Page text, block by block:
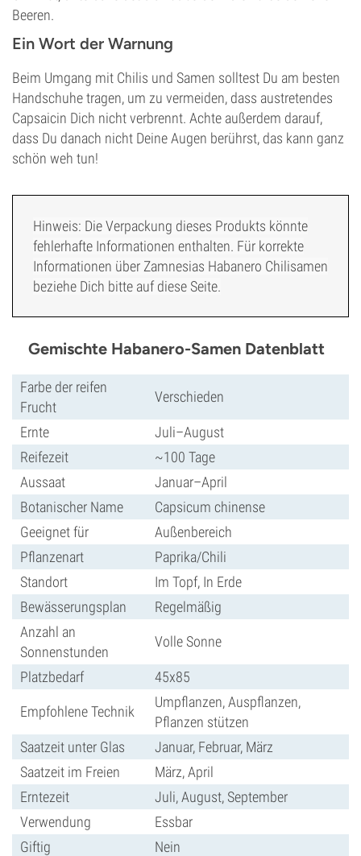
Beeren.
Ein Wort der Warnung
Beim Umgang mit Chilis und Samen solltest Du am besten
Handschuhe tragen, um zu vermeiden, dass austretendes
Capsaicin Dich nicht verbrennt. Achte außerdem darauf,
dass Du danach nicht Deine Augen berührst, das kann ganz
schön weh tun!
Hinweis: Die Verpackung dieses Produkts könnte
fehlerhafte Informationen enthalten. Für korrekte
Informationen über Zamnesias Habanero Chilisamen
beziehe Dich bitte auf diese Seite.
Gemischte Habanero-Samen Datenblatt
Farbe der reifen
Frucht
Verschieden
Ernte
Juli–August
Reifezeit
~100 Tage
Aussaat
Januar–April
Botanischer Name
Capsicum chinense
Geeignet für
Außenbereich
Pflanzenart
Paprika/Chili
Standort
Im Topf, In Erde
Bewässerungsplan
Regelmäßig
Anzahl an
Sonnenstunden
Volle Sonne
Platzbedarf 45x85
Empfohlene Technik
Umpflanzen, Auspflanzen,
Pflanzen stützen
Saatzeit unter Glas
Januar, Februar, März
Saatzeit im Freien
März, April
Erntezeit
Juli, August, September
Verwendung
Essbar
Giftig
Nein